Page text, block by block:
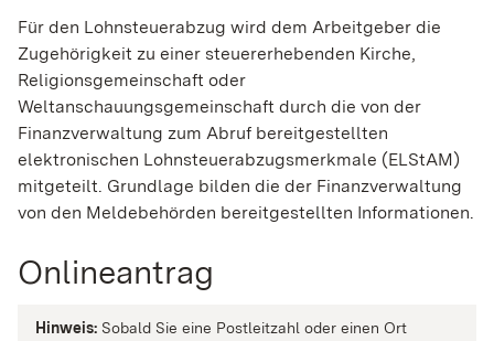
Für den Lohnsteuerabzug wird dem Arbeitgeber die
Zugehörigkeit zu einer steuererhebenden Kirche,
Religionsgemeinschaft oder
Weltanschauungsgemeinschaft durch die von der
Finanzverwaltung zum Abruf bereitgestellten
elektronischen Lohnsteuerabzugsmerkmale (ELStAM)
mitgeteilt. Grundlage bilden die der Finanzverwaltung
von den Meldebehörden bereitgestellten Informationen.
Onlineantrag
Hinweis: Sobald Sie eine Postleitzahl oder einen Ort